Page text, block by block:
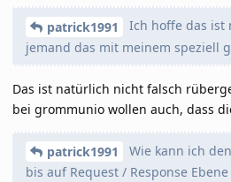
patrick1991
Ich hoffe das ist
jemand das mit meinem speziell
Das ist natürlich nicht falsch
bei grommunio wollen auch, dass
patrick1991
Wie kann ich
bis auf Request / Response